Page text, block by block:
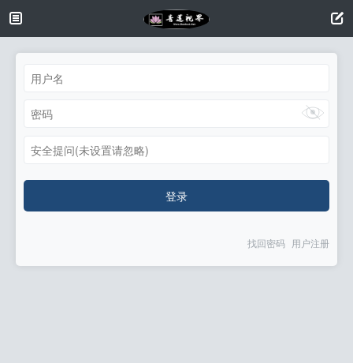
安全提问(未设置请忽略)
登录
找回密码 用户注册